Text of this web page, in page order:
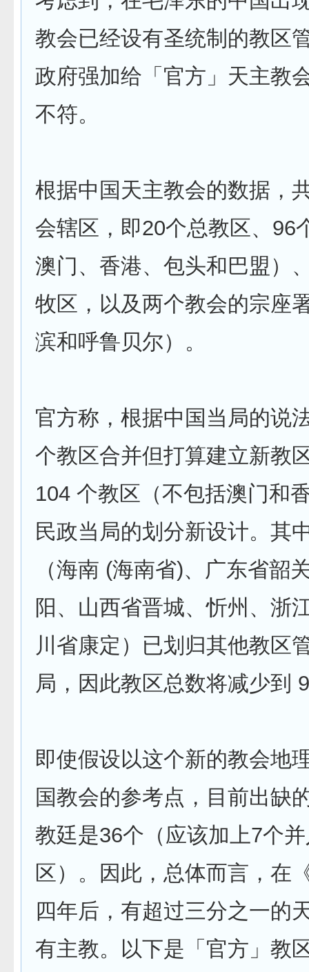
教会已经设有圣统制的教区
政府强加给「官方」天主教
不符。
根据中国天主教会的数据，
会辖区，即20个总教区、96
澳门、香港、包头和巴盟）
牧区，以及两个教会的宗座
滨和呼鲁贝尔）。
官方称，根据中国当局的说
个教区合并但打算建立新教
104 个教区（不包括澳门和
民政当局的划分新设计。其
（海南 (海南省)、广东省韶
阳、山西省晋城、忻州、浙
川省康定）已划归其他教区
局，因此教区总数将减少到
即使假设以这个新的教会地
国教会的参考点，目前出缺
教廷是36个（应该加上7个
区）。因此，总体而言，在
四年后，有超过三分之一的
有主教。以下是「官方」教